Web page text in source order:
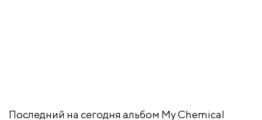
Последний на сегодня альбом My Chemical